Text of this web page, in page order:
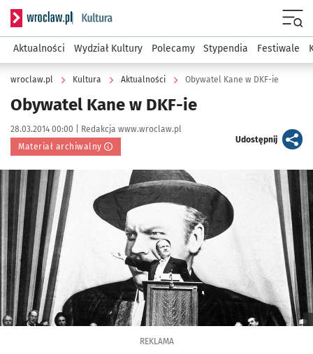
Serwis informacyjny wroclaw.pl podserwis: Kultura
Aktualności Wydział Kultury Polecamy Stypendia Festiwale
wroclaw.pl Kultura Aktualności Obywatel Kane w DKF-ie
Obywatel Kane w DKF-ie
Data publikacji:
28.03.2014 00:00 | Autor:
Redakcja www.wroclaw.pl
Materiał archiwalny
Udostępnijartykuł
Kliknij, aby powiększyć
REKLAMA